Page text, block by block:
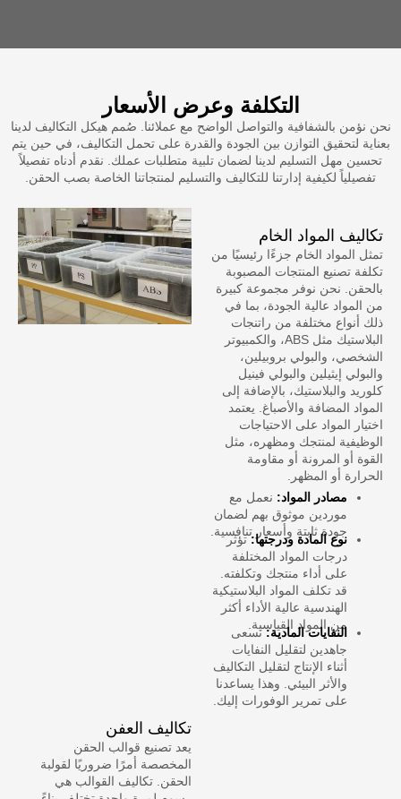
التكلفة وعرض الأسعار
نؤمن بالشفافية والتواصل الواضح مع عملائنا. صُمم هيكل التكاليف لدينا
لتحقيق التوازن بين الجودة والقدرة على تحمل التكاليف، في حين يتم
تحسين مهل التسليم لدينا لضمان تلبية متطلبات عملك. نقدم أدناه تفصيلاً
تفصيلياً لكيفية إدارتنا للتكاليف والتسليم لمنتجاتنا الخاصة بصب الحقن.
تكاليف المواد الخام
تمثل المواد الخام جزءًا رئيسيًا من
تكلفة تصنيع المنتجات المصبوبة
بالحقن. نحن نوفر مجموعة كبيرة
من المواد عالية الجودة، بما في
ذلك أنواع مختلفة من راتنجات
البلاستيك مثل ABS، والكمبيوتر
الشخصي، والبولي بروبيلين،
والبولي إيثيلين والبولي فينيل
كلوريد والبلاستيك، بالإضافة إلى
المواد المضافة والأصباغ. يعتمد
اختيار المواد على الاحتياجات
الوظيفية لمنتجك ومظهره، مثل
القوة أو المرونة أو مقاومة
الحرارة أو المظهر.
مصادر المواد: نعمل مع
موردين موثوق بهم لضمان
جودة ثابتة وأسعار تنافسية.
نوع المادة ودرجتها:تؤثر
درجات المواد المختلفة
على أداء منتجك وتكلفته.
قد تكلف المواد البلاستيكية
الهندسية عالية الأداء أكثر
من المواد القياسية.
النفايات المادية:نسعى
جاهدين لتقليل النفايات
أثناء الإنتاج لتقليل التكاليف
والأثر البيئي. وهذا يساعدنا
على تمرير الوفورات إليك.
تكاليف العفن
يعد تصنيع قوالب الحقن
المخصصة أمرًا ضروريًا لقولبة
الحقن. تكاليف القوالب هي